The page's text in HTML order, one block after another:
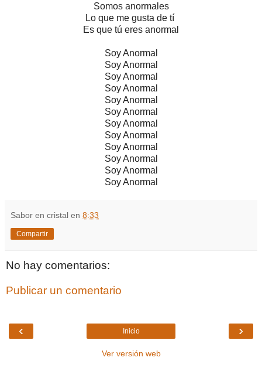
Somos anormales
Lo que me gusta de tí
Es que tú eres anormal
Soy Anormal
Soy Anormal
Soy Anormal
Soy Anormal
Soy Anormal
Soy Anormal
Soy Anormal
Soy Anormal
Soy Anormal
Soy Anormal
Soy Anormal
Soy Anormal
Sabor en cristal en 8:33
Compartir
No hay comentarios:
Publicar un comentario
‹ ›
Inicio
Ver versión web